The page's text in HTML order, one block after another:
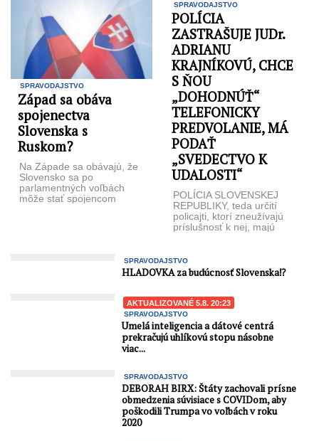
SPRAVODAJSTVO
Západ sa obáva
spojenectva
Slovenska s
Ruskom?
Na Západe sa obávajú, že
Slovensko sa po
parlamentných voľbách
môže stať spojencom
SPRAVODAJSTVO
POLÍCIA
ZASTRAŠUJE JUDr.
ADRIANU
KRAJNÍKOVÚ, CHCE
S ŇOU
„DOHODNÚŤ“
TELEFONICKY
PREDVOLANIE, MÁ
PODAŤ
„SVEDECTVO K
UDALOSTI“
POLÍCIA SLOVENSKEJ
REPUBLIKY, teda určití
policajti, ktorí zneužívajú
príslušnosť k nej, majú
ktorý urobili ...
SPRAVODAJSTVO
HLADOVKA za budúcnosť Slovenska⁉️
AKTUALIZOVANÉ 5.8. 20:23
SPRAVODAJSTVO
Umelá inteligencia a dátové centrá
prekračujú uhlíkovú stopu násobne
viac...
SPRAVODAJSTVO
DEBORAH BIRX: Štáty zachovali prísne
obmedzenia súvisiace s COVIDom, aby
poškodili Trumpa vo voľbách v roku
2020